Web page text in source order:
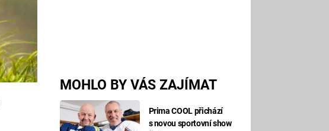
MOHLO BY VÁS ZAJÍMAT
Prima COOL přichází
s novou sportovní show